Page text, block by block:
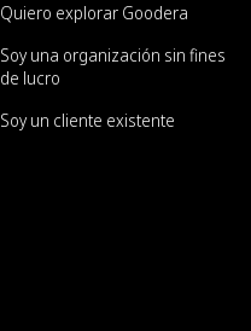
Quiero explorar Goodera
Soy una organización sin fines
de lucro
Soy un cliente existente